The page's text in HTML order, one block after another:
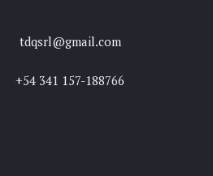
tdqsrl@gmail.com
+54 341 157-188766